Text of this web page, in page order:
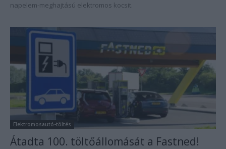
napelem-meghajtású elektromos kocsit.
Elektromosautó-töltés
Átadta 100. töltőállomását a Fastned!